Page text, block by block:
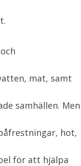
mat, samt
samhällen. Men
hot,
för att hjälpa